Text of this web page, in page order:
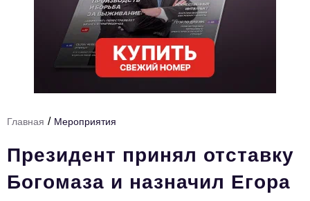
Регулирование
Премия "Тульский Бизнес"
История тульского предпринимательства
Тема номера
HR
Главная / Мероприятия
Президент принял отставку
Богомаза и назначил Егора